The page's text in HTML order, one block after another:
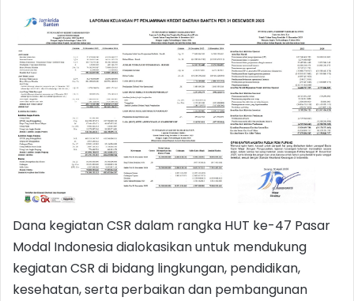
Dana kegiatan CSR dalam rangka HUT ke-47 Pasar
Modal Indonesia dialokasikan untuk mendukung
kegiatan CSR di bidang lingkungan, pendidikan,
kesehatan, serta perbaikan dan pembangunan